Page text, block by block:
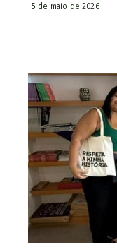
5 de maio de 2026